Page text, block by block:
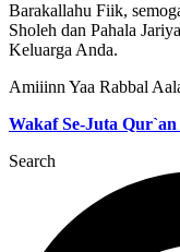
Barakallahu Fiik,
Sholeh dan Pahala
Keluarga Anda.
Amiiinn Yaa Rabbal
Wakaf Se-Juta Qur`an
Search